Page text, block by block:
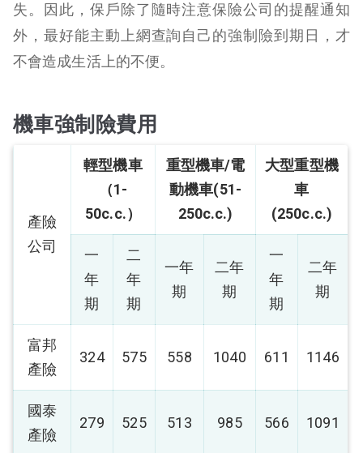
失。因此，保戶除了隨時注意保險公司的提醒通知
外，最好能主動上網查詢自己的強制險到期日，才
不會造成生活上的不便。
機車強制險費用
產險
公司
輕型機車
（1-
50c.c.）
重型機車/電
動機車(51-
250c.c.)
大型重型機
車
(250c.c.)
一
年
期
二
年
期
一年
期
二年
期
一
年
期
二年
期
富邦
產險
324 575 558 1040 611 1146
國泰
產險
279 525 513 985 566 1091